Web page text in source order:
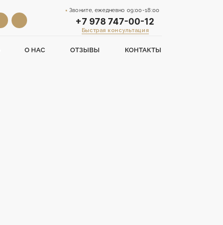
Звоните, ежедневно 09:00-18:00
+7 978 747-00-12
Быстрая консультация
О НАС ОТЗЫВЫ КОНТАКТЫ